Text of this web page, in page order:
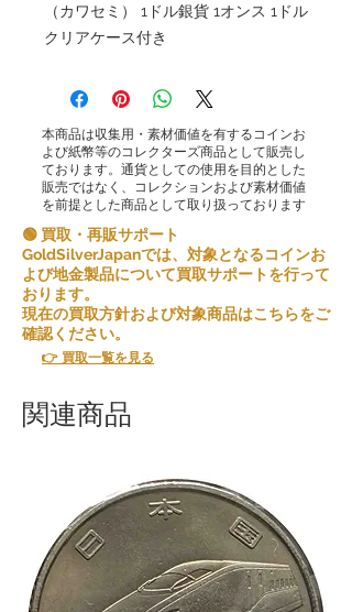
（カワセミ） 1ドル銀貨 1オンス 1ドル
クリアケース付き
本商品は収集用・素材価値を有するコインお
よび紙幣等のコレクターズ商品として販売し
ております。通貨としての使用を目的とした
販売ではなく、コレクションおよび素材価値
を前提とした商品として取り扱っております
🟢 買取・再販サポート
GoldSilverJapanでは、対象となるコインお
よび地金製品について買取サポートを行って
おります。
現在の買取方針および対象商品はこちらをご
確認ください。
👉 買取一覧を見る
関連商品